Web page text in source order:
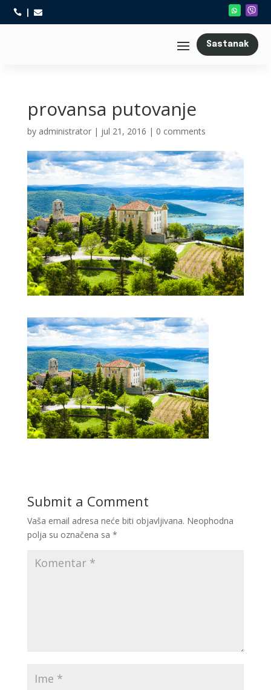
 
Sastanak
provansa putovanje
by administrator| jul 21, 2016 | 0 comments
Submit a Comment
Vaša email adresa neće biti objavljivana. Neophodna
polja su označena sa *